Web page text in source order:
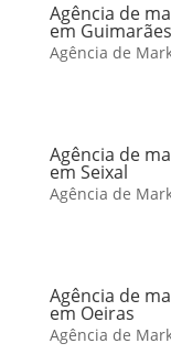
Agência de
em Guimarães
Agência de
Agência de
em Seixal
Agência de
Agência de
em Oeiras
Agência de